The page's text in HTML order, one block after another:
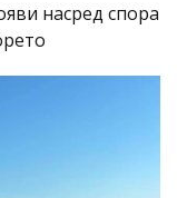
насред спора